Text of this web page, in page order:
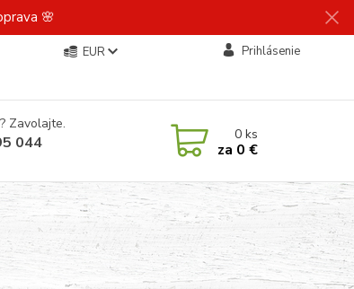
🌸
EUR Prihlásenie
Zavolajte.
044 0ks
za 0 €